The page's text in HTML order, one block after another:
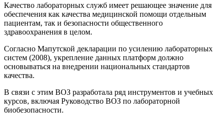
Качество лабораторных служб имеет решающее значение для
обеспечения как качества медицинской помощи отдельным
пациентам, так и безопасности общественного
здравоохранения в целом.
Согласно Мапутской декларации по усилению лабораторных
систем (2008), укрепление данных платформ должно
основываться на внедрении национальных стандартов
качества.
В связи с этим ВОЗ разработала ряд инструментов и учебных
курсов, включая Руководство ВОЗ по лабораторной
биобезопасности.